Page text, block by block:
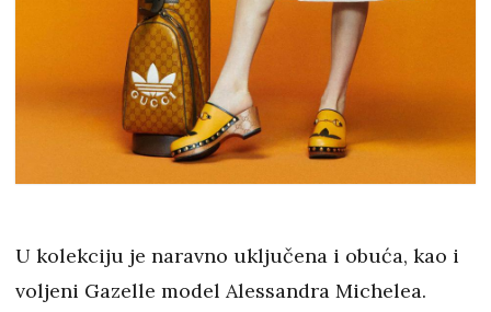
U kolekciju je naravno uključena i obuća, kao i
voljeni Gazelle model Alessandra Michelea.